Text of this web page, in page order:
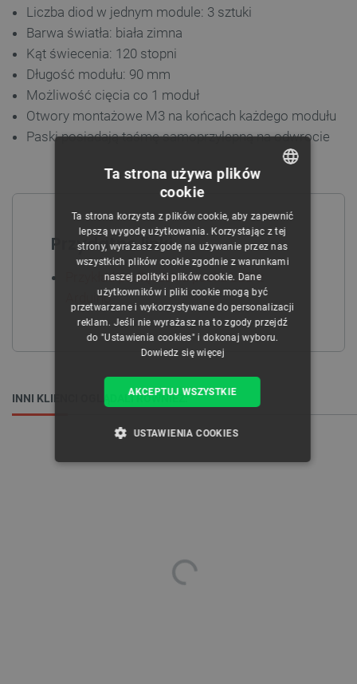
Liczba diod w jednym module: 3 sztuki
Barwa światła: biała zimna
Kąt świecenia: 120 stopni
Długość modułu: 90 mm
Możliwość cięcia co 1 moduł
Otwory montażowe M3 na końcach każdego modułu
Paski posiadają taśmę samoprzylepną na odwrocie
Przydatne linki
Przykład podłączenia paska LED z
Arduino
INNI KLIENCI OGLĄDALI RÓWNIEŻ:
CZECH
ENGLISH
GERMAN
Ta strona używa plików
cookie
Ta strona korzysta z plików cookie, aby zapewnić
lepszą wygodę użytkowania. Korzystając z tej
strony, wyrażasz zgodę na używanie przez nas
wszystkich plików cookie zgodnie z warunkami
naszej polityki plików cookie. Dane
użytkowników i pliki cookie mogą być
przetwarzane i wykorzystywane do personalizacji
reklam. Jeśli nie wyrażasz na to zgody przejdź
do "Ustawienia cookies" i dokonaj wyboru.
Dowiedz się więcej
AKCEPTUJ WSZYSTKIE
USTAWIENIA COOKIES